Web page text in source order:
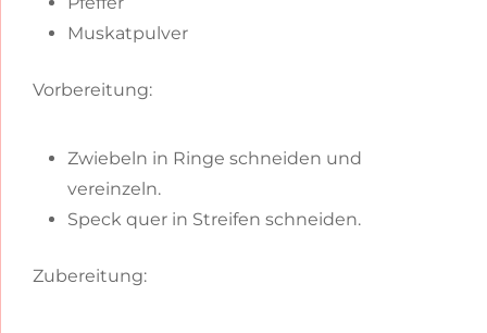
Muskatpulver
Vorbereitung:
Zwiebeln in Ringe schneiden und
vereinzeln.
Speck quer in Streifen schneiden.
Zubereitung: